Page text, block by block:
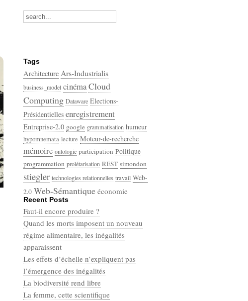
Recent Posts
Faut-il encore produire ?
Quand les morts imposent un nouveau
régime alimentaire, les inégalités
apparaissent
Les effets d’échelle n’expliquent pas
l’émergence des inégalités
La biodiversité rend libre
La femme, cette scientifique
Tags
Architecture Ars-Industrialis
business_model cinémaCloud
Computing Dataware Elections-
Présidentielles enregistrement
Entreprise-2.0 google grammatisation humeur
hypomnemata lecture Moteur-de-recherche
mémoire ontologie participation Politique
programmation prolétarisation REST simondon
stiegler technologies relationnelles travail Web-
2.0 Web-Sémantique économie
écriture
Categories
Défaut